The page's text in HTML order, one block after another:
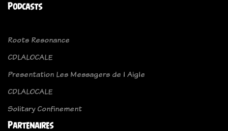
Podcasts
Roots Resonance
CDLALOCALE
Presentation Les Messagers de l Aigle
CDLALOCALE
Solitary Confinement
Partenaires